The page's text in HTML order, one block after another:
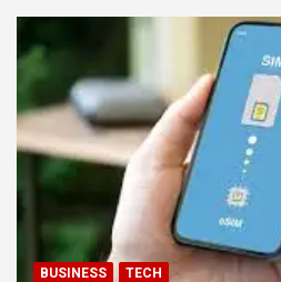
BUSINESS TECH